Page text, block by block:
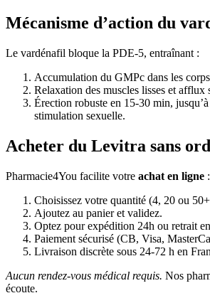
Mécanisme d’action du
Le vardénafil bloque la PDE-5, entraînant :
Accumulation du GMPc dans les
Relaxation des muscles lisses et afflux
Érection robuste en 15-30 min,
stimulation sexuelle.
Acheter du Levitra sans
Pharmacie4You facilite votre achat en ligne :
Choisissez votre quantité (4, 20 ou
Ajoutez au panier et validez.
Optez pour expédition 24h ou retrait
Paiement sécurisé (CB, Visa,
Livraison discrète sous 24-72 h en
Aucun rendez-vous médical requis. Nos
écoute.